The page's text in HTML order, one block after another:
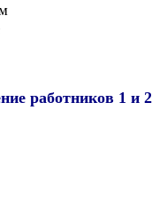
работников 1